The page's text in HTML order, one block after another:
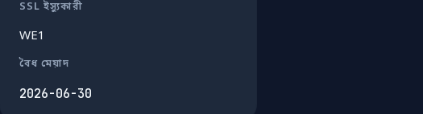
SSL ইস্যুকারী
WE1
বৈধ মেয়াদ
2026-06-30